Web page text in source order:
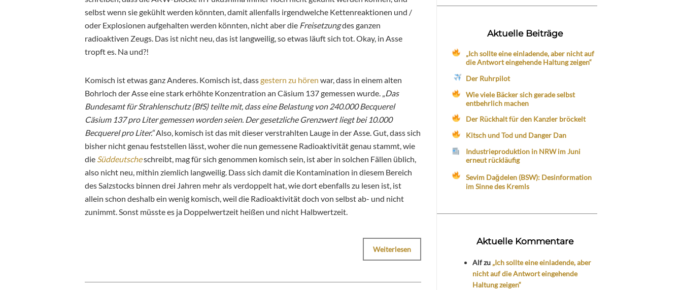
selbst wenn sie gekühlt werden könnten, damit allenfalls irgendwelche Kettenreaktionen und /
oder Explosionen aufgehalten werden könnten, nicht aber die Freisetzungdes ganzen
radioaktiven Zeugs. Das ist nicht neu, das ist langweilig, so etwas läuft sich tot. Okay, in Asse
tropft es. Na und?!
Komisch ist etwas ganz Anderes. Komisch ist, dassgestern zu hören war, dass in einem alten
Bohrloch der Asse eine stark erhöhte Konzentration an Cäsium 137 gemessen wurde. „
Das
Bundesamt für Strahlenschutz (BfS) teilte mit, dass eine Belastung von 240.000 Becquerel
Cäsium 137 pro Liter gemessen worden seien. Der gesetzliche Grenzwert liegt bei 10.000
Becquerel pro Liter.“Also, komisch ist das mit dieser verstrahlten Lauge in der Asse. Gut, dass sich
bisher nicht genau feststellen lässt, woher die nun gemessene Radioaktivität genau stammt, wie
die Süddeutscheschreibt, mag für sich genommen komisch sein, ist aber in solchen Fällen üblich,
also nicht neu, mithin ziemlich langweilig. Dass sich damit die Kontamination in diesem Bereich
des Salzstocks binnen drei Jahren mehr als verdoppelt hat, wie dort ebenfalls zu lesen ist, ist
allein schon deshalb ein wenig komisch, weil die Radioaktivität doch von selbst ab- und nicht
zunimmt. Sonst müsste es ja Doppelwertzeit heißen und nicht Halbwertzeit.
Weiterlesen
Aktuelle Beiträge
„Ich sollte eine einladende, aber nicht auf
die Antwort eingehende Haltung zeigen“
Der Ruhrpilot
Wie viele Bäcker sich gerade selbst
entbehrlich machen
Der Rückhalt für den Kanzler bröckelt
Kitsch und Tod und Danger Dan
Industrieproduktion in NRW im Juni
erneut rückläufig
Sevim Dağdelen (BSW): Desinformation
im Sinne des Kremls
Aktuelle Kommentare
Alfzu „Ich sollte eine einladende, aber
nicht auf die Antwort eingehende
Haltung zeigen“